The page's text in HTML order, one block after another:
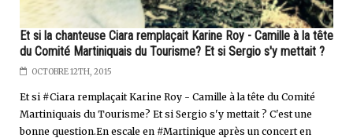
Et si la chanteuse Ciara remplaçait Karine Roy - Camille à la tête
du Comité Martiniquais du Tourisme? Et si Sergio s'y mettait ?
OCTOBRE 12TH, 2015
Et si #Ciara remplaçait Karine Roy - Camille à la tête du Comité
Martiniquais du Tourisme? Et si Sergio s'y mettait ? C'est une
bonne question.En escale en #Martinique après un concert en